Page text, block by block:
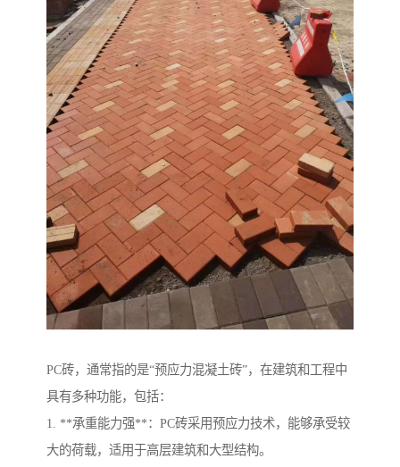
PC砖，通常指的是“预应力混凝土砖”，在建筑和工程中
具有多种功能，包括：
1. **承重能力强**：PC砖采用预应力技术，能够承受较
大的荷载，适用于高层建筑和大型结构。